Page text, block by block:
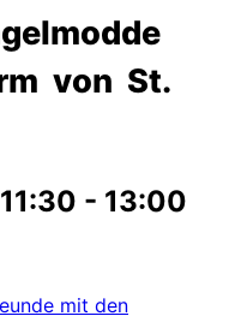
von St.
- 13:00
mit den